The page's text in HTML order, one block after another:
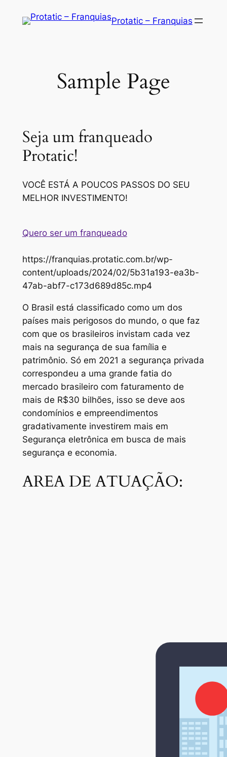
Protatic – Franquias
Sample Page
Seja um franqueado
Protatic!
VOCÊ ESTÁ A POUCOS PASSOS DO SEU
MELHOR INVESTIMENTO!
Quero ser um franqueado
https://franquias.protatic.com.br/wp-
content/uploads/2024/02/5b31a193-ea3b-
47ab-abf7-c173d689d85c.mp4
O Brasil está classificado como um dos
países mais perigosos do mundo, o que faz
com que os brasileiros invistam cada vez
mais na segurança de sua família e
patrimônio. Só em 2021 a segurança privada
correspondeu a uma grande fatia do
mercado brasileiro com faturamento de
mais de R$30 bilhões, isso se deve aos
condomínios e empreendimentos
gradativamente investirem mais em
Segurança eletrônica em busca de mais
segurança e economia.
AREA DE ATUAÇÃO: